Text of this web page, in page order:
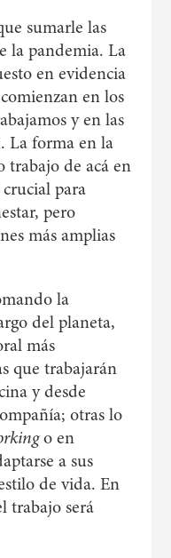
sumarle las
la pandemia. La
en evidencia
en los
y en las
La forma en la
trabajo de acá en
para
pero
más amplias
la
del planeta,
más
que trabajarán
y desde
otras lo
o en
a sus
de vida. En
trabajo será